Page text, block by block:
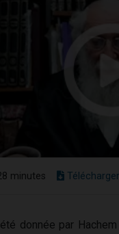
minutes
donnée par